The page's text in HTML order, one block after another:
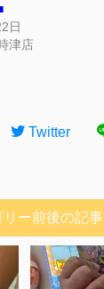
日
津店
Twitter
リー前後の記事